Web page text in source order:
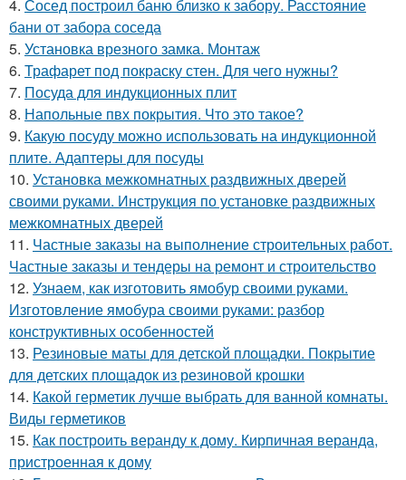
4. Сосед построил баню близко к забору. Расстояние
бани от забора соседа
5. Установка врезного замка. Монтаж
6. Трафарет под покраску стен. Для чего нужны?
7. Посуда для индукционных плит
8. Напольные пвх покрытия. Что это такое?
9. Какую посуду можно использовать на индукционной
плите. Адаптеры для посуды
10. Установка межкомнатных раздвижных дверей
своими руками. Инструкция по установке раздвижных
межкомнатных дверей
11. Частные заказы на выполнение строительных работ.
Частные заказы и тендеры на ремонт и строительство
12. Узнаем, как изготовить ямобур своими руками.
Изготовление ямобура своими руками: разбор
конструктивных особенностей
13. Резиновые маты для детской площадки. Покрытие
для детских площадок из резиновой крошки
14. Какой герметик лучше выбрать для ванной комнаты.
Виды герметиков
15. Как построить веранду к дому. Кирпичная веранда,
пристроенная к дому